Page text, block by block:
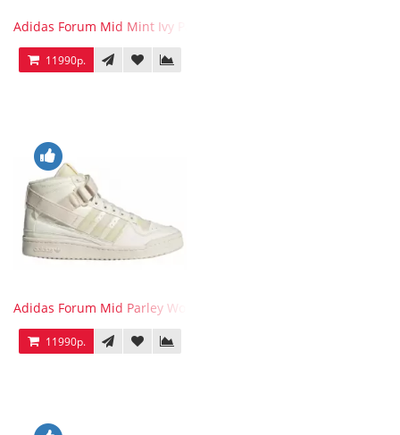
Adidas Forum Mid Mint Ivy Park
11990р.
Adidas Forum Mid Parley Wonder White
11990р.